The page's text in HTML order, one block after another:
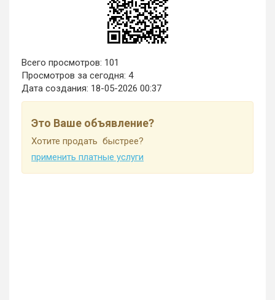
Всего просмотров: 101
Просмотров за сегодня: 4
Дата создания: 18-05-2026 00:37
Это Ваше объявление?
Хотите продать быстрее?
применить платные услуги